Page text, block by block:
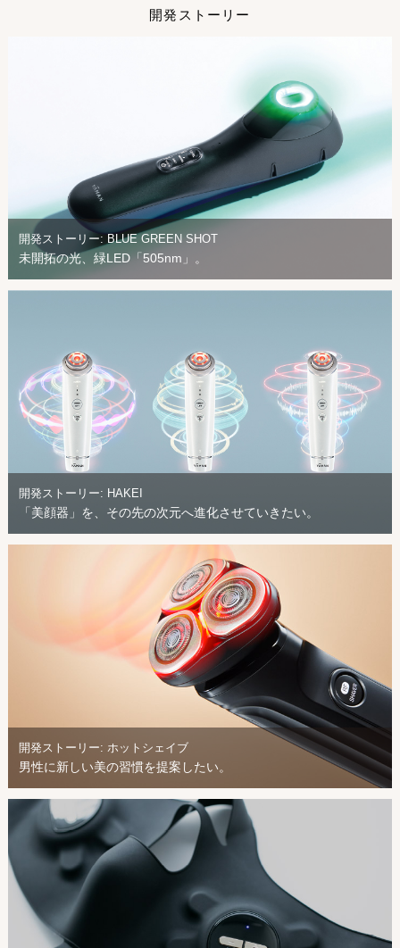
開発ストーリー
開発ストーリー: BLUE GREEN SHOT
未開拓の光、緑LED「505nm」。
開発ストーリー: HAKEI
「美顔器」を、その先の次元へ進化させていきたい。
開発ストーリー: ホットシェイブ
男性に新しい美の習慣を提案したい。